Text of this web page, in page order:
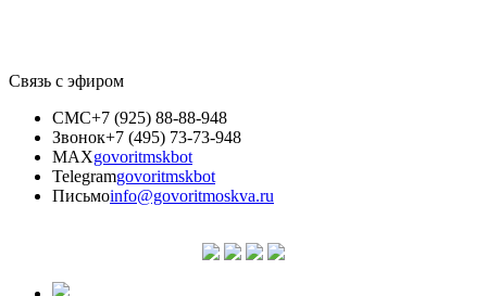
Связь с эфиром
СМС+7 (925) 88-88-948
Звонок+7 (495) 73-73-948
MAXgovoritmskbot
Telegramgovoritmskbot
Письмоinfo@govoritmoskva.ru